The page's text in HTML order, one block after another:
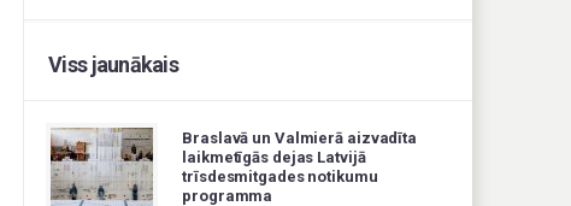
Viss jaunākais
Braslavā un Valmierā aizvadīta
laikmetīgās dejas Latvijā
trīsdesmitgades notikumu
programma